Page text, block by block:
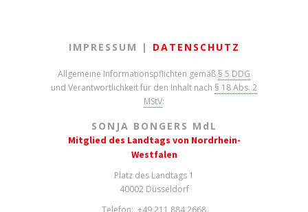
IMPRESSUM | DATENSCHUTZ
Allgemeine Informationspflichten gemäß § 5 DDG
und Verantwortlichkeit für den Inhalt nach § 18 Abs. 2
MStV:
SONJA BONGERS M d L
Mitglied des Landtags von Nordrhein-
Westfalen
Platz des Landtags 1
40002 Düsseldorf
Telefon: +49 211 884 2668